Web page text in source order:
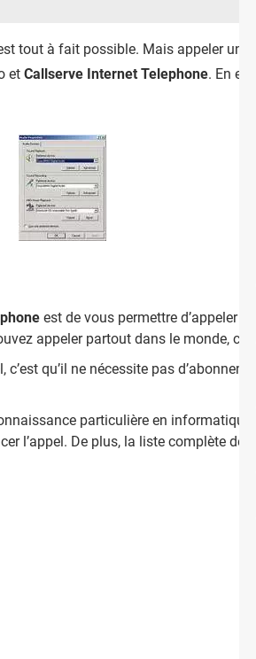
tout à fait possible. Mais appeler un
et Callserve Internet Telephone. En
est de vous permettre d’appeler
appeler partout dans le monde, ce
qu’il ne nécessite pas
particulière en
l’appel. De plus, la liste complète